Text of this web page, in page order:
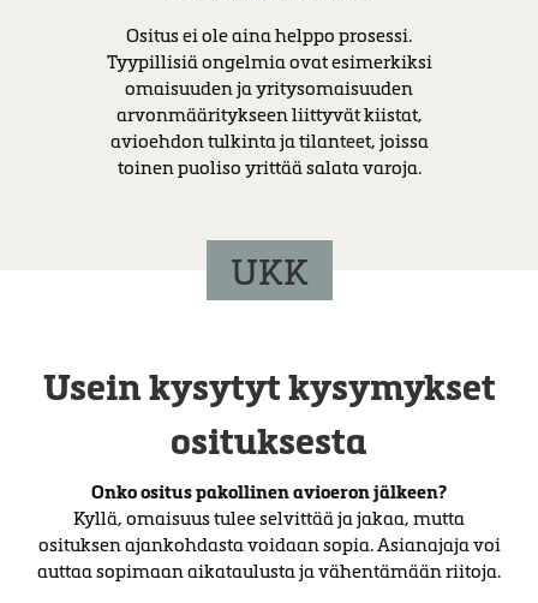
Ositus ei ole aina helppo prosessi.
Tyypillisiä ongelmia ovat esimerkiksi
omaisuuden ja yritysomaisuuden
arvonmääritykseen liittyvät kiistat,
avioehdon tulkinta ja tilanteet, joissa
toinen puoliso yrittää salata varoja.
UKK
Usein kysytyt kysymykset
osituksesta
Onko ositus pakollinen avioeron jälkeen?
Kyllä, omaisuus tulee selvittää ja jakaa, mutta
osituksen ajankohdasta voidaan sopia. Asianajaja voi
auttaa sopimaan aikataulusta ja vähentämään riitoja.